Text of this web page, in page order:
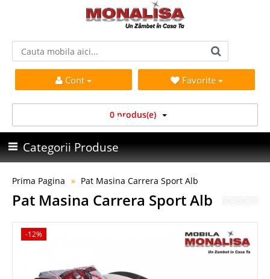
Cont Favorite
0 produs(e)
Categorii Produse
Prima Pagina Pat Masina Carrera Sport Alb
Pat Masina Carrera Sport Alb
-12%